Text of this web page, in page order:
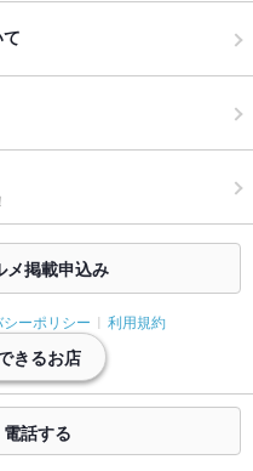
メ掲載申込み
ーポリシー 利用規約
電話する
きるお店